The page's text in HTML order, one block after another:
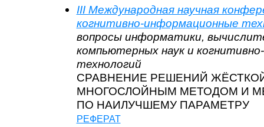
III Международная научная
когнитивно-информационные
вопросы информатики,
компьютерных наук и
технологий
СРАВНЕНИЕ РЕШЕНИЙ
МНОГОСЛОЙНЫМ МЕТОДОМ И
ПО НАИЛУЧШЕМУ ПАРАМЕТРУ
РЕФЕРАТ